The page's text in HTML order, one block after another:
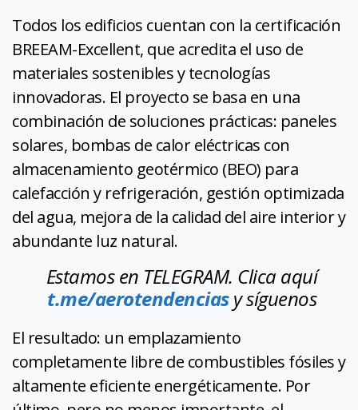
Todos los edificios cuentan con la certificación
BREEAM-Excellent, que acredita el uso de
materiales sostenibles y tecnologías
innovadoras. El proyecto se basa en una
combinación de soluciones prácticas: paneles
solares, bombas de calor eléctricas con
almacenamiento geotérmico (BEO) para
calefacción y refrigeración, gestión optimizada
del agua, mejora de la calidad del aire interior y
abundante luz natural.
Estamos en TELEGRAM. Clica aquí
t.me/aerotendenciasy síguenos
El resultado: un emplazamiento
completamente libre de combustibles fósiles y
altamente eficiente energéticamente. Por